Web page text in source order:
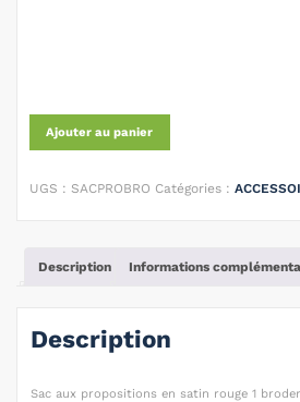
Ajouter au panier
UGS : SACPROBRO Catégories :
Description Informations
Description
Sac aux propositions en satin rouge 1